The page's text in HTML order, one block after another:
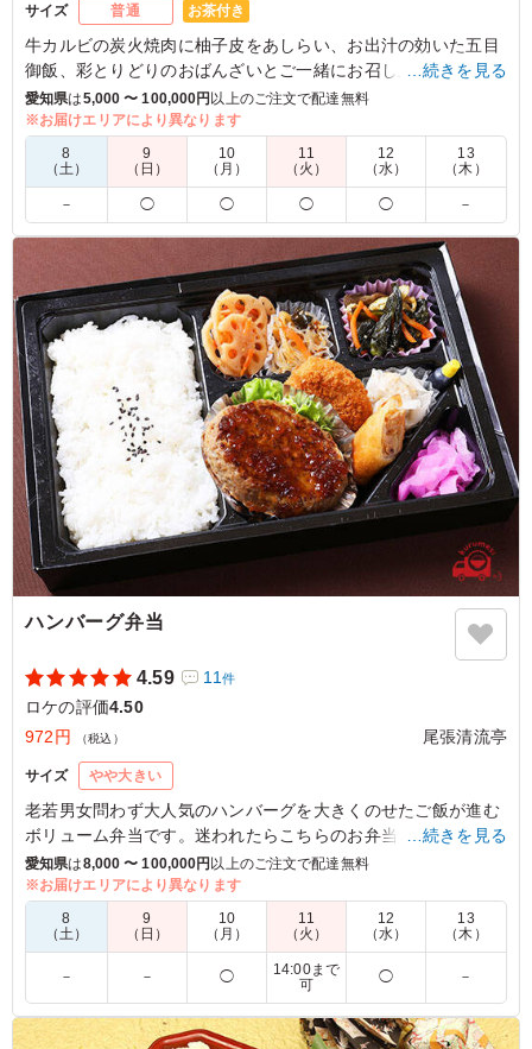
サイズ 普通 お茶付き
牛カルビの炭火焼肉に柚子皮をあしらい、お出汁の効いた五目
御飯、彩とりどりのおばんざいとご一緒にお召し上がりいただ
ける豪華な二段幕の内御膳をリーズナブルなお値段で再現いた
しました。
※五目御飯のあしらいに使用している人参の形は「春夏：梅
花」・「秋冬：紅葉」となります。
見た目は最高！味も最高ですがコスパと量が少し不満で
す。男性だと米の量がもう少し多いと満足かもしれませ
ん。あと宅配無料になる合計の料金ももう少し下がると気
軽に注文できます。
ご利用シーン： ロケ・撮影›ロケ
愛知県犬山市羽黒摺墨 2022/08/29
…続きを見る
愛知県は5,000 〜 100,000円 以上のご注文で配達無料
※お届けエリアにより異なります
8
（土）
9
（日）
10
（月）
11
（火）
12
（水）
13
（木）
－ ◯ ◯ ◯ ◯ －
ハンバーグ弁当
4.59 11件
ロケの評価4.50
972円
（税込） 尾張清流亭
サイズ やや大きい
老若男女問わず大人気のハンバーグを大きくのせたご飯が進む
ボリューム弁当です。迷われたらこちらのお弁当を選べば間違
いなし！
4.0
ハンバーグのソースがとてもおいしくて、ご飯が進みまし
た。男性スタッフには少し軽めのボリュームだったかもし
れません…。ハンバーグの成形が型にはめたような感じで
手作り感が感じられなかったですが、全体的に満足です！
…続きを見る
愛知県は8,000 〜 100,000円以上のご注文で配達無料
※お届けエリアにより異なります
8
（土）
9
（日）
10
（月）
11
（火）
12
（水）
13
（木）
－ － ◯
14:00まで
可
◯ －